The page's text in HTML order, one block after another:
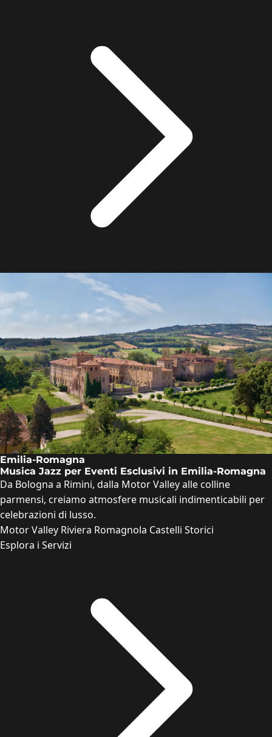
Emilia-Romagna
Musica Jazz per Eventi Esclusivi in Emilia-Romagna
Da Bologna a Rimini, dalla Motor Valley alle colline
parmensi, creiamo atmosfere musicali indimenticabili per
celebrazioni di lusso.
Motor Valley Riviera Romagnola Castelli Storici
Esplora i Servizi